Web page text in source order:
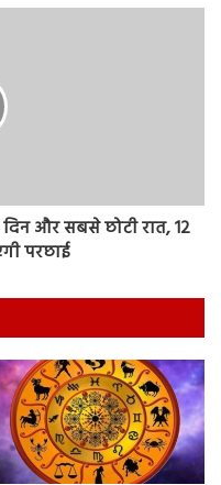
और सबसे छोटी रात, 12
परछाई